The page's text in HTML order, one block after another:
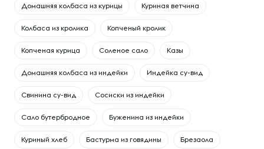
Домашняя колбаса из курицы Куриная ветчина
Колбаса из кролика Копченый кролик
Копченая курица Соленое сало Казы
Домашняя колбаса из индейки Индейка су-вид
Свинина су-вид Сосиски из индейки
Сало бутербродное Буженина из индейки
Куриный хлеб Бастурма из говядины Брезаола